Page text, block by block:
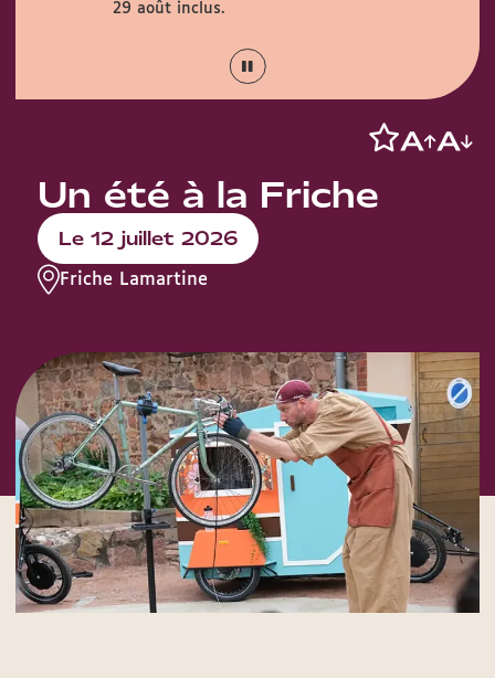
29 août inclus.
Un été à la Friche
Le 12 juillet 2026
Friche Lamartine